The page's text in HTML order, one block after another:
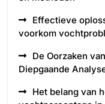
Effectieve
voorkom
De Oorzaken
Diepgaande
Het belang van